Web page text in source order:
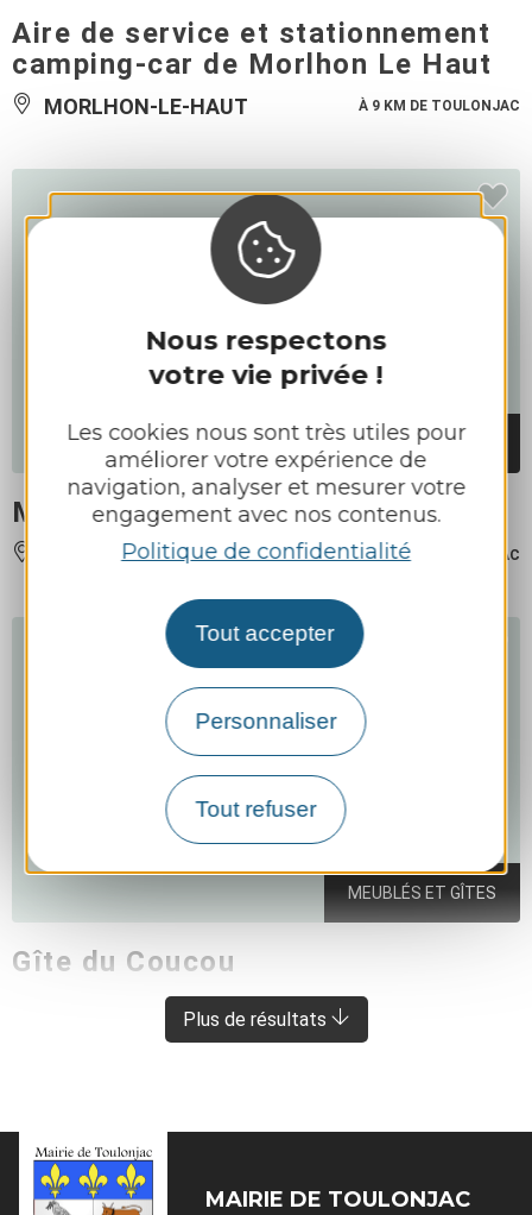
Nous respectons
votre vie privée !
Les cookies nous sont très utiles pour
améliorer votre expérience de
navigation, analyser et mesurer votre
engagement avec nos contenus.
Politique de confidentialité
Tout accepter
Personnaliser
Tout refuser
Aire de service et stationnement
camping-car de Morlhon Le Haut
MORLHON-LE-HAUT À 9 KM DE TOULONJAC
MEUBLÉS ET GÎTES
Maison de Campagne
OLS-ET-RINHODES À 9.5 KM DE TOULONJAC
MEUBLÉS ET GÎTES
Gîte du Coucou
SAINTE-CROIX À 2.5 KM DE TOULONJAC
Plus de résultats
MAIRIE DE TOULONJAC